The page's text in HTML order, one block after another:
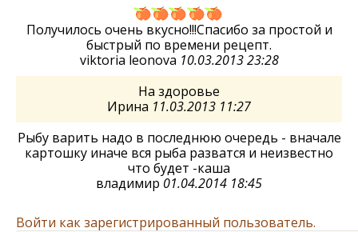
Получилось очень вкусно!!!Спасибо за простой и
быстрый по времени рецепт.
viktoria leonova 10.03.2013 23:28
На здоровье
Ирина 11.03.2013 11:27
Рыбу варить надо в последнюю очередь - вначале
картошку иначе вся рыба разватся и неизвестно
что будет -каша
владимир 01.04.2014 18:45
Войти как зарегистрированный пользователь.